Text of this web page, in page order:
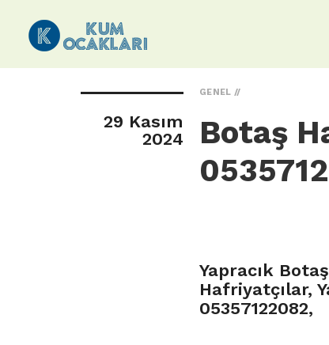
29 Kasım
2024
GENEL
Botaş
Yapracık
Hafriyatçılar,
05357122082,